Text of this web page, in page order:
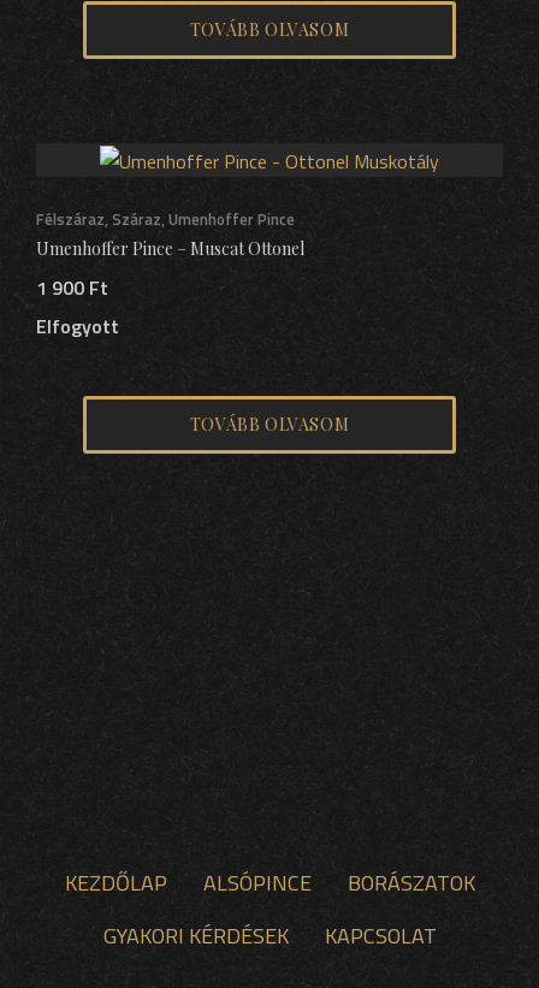
TOVÁBB OLVASOM
Félszáraz,Száraz,Umenhoffer Pince
Umenhoffer Pince – Muscat Ottonel
1 900 Ft
Elfogyott
TOVÁBB OLVASOM
KEZDŐLAP ALSÓPINCE
BORÁSZATOK
GYAKORI KÉRDÉSEK
KAPCSOLAT